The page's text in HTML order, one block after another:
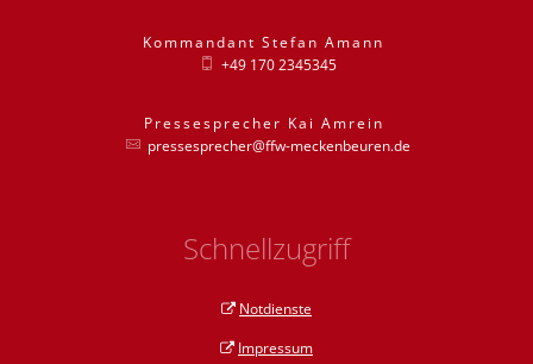
Kommandant Stefan Amann
+49 170 2345345
Pressesprecher Kai Amrein
pressesprecher@ffw-meckenbeuren.de
Schnellzugriff
Notdienste
Impressum